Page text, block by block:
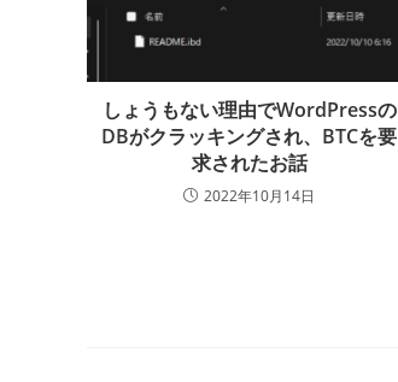
しょうもない理由でWordPressの
DBがクラッキングされ、BTCを要
求されたお話
2022年10月14日